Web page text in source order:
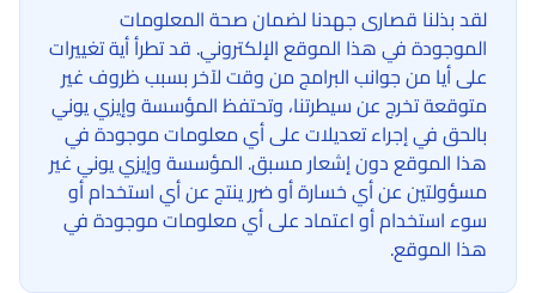
لقد بذلنا قصارى جهدنا لضمان صحة المعلومات
الموجودة في هذا الموقع الإلكتروني. قد تطرأ أية تغييرات
على أيا من جوانب البرامج من وقت لآخر بسبب ظروف غير
متوقعة تخرج عن سيطرتنا، وتحتفظ المؤسسة وإيزي يوني
بالحق في إجراء تعديلات على أي معلومات موجودة في
هذا الموقع دون إشعار مسبق. المؤسسة وإيزي يوني غير
مسؤولتين عن أي خسارة أو ضرر ينتج عن أي استخدام أو
سوء استخدام أو اعتماد على أي معلومات موجودة في
هذا الموقع.